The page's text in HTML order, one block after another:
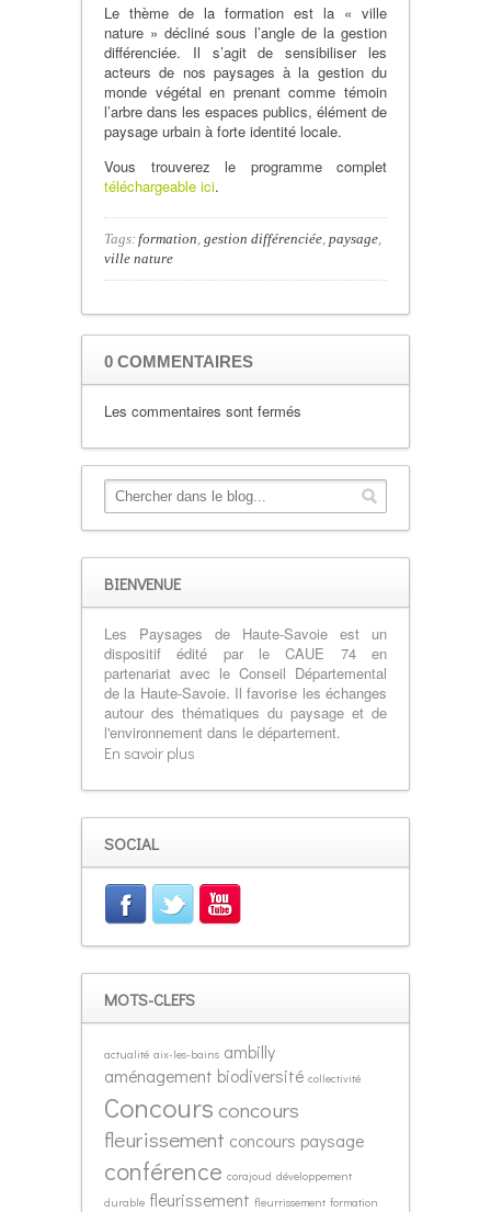
Le thème de la formation est la « ville
nature » décliné sous l’angle de la gestion
différenciée. Il s’agit de sensibiliser les
acteurs de nos paysages à la gestion du
monde végétal en prenant comme témoin
l’arbre dans les espaces publics, élément de
paysage urbain à forte identité locale.
Vous trouverez le programme complet
téléchargeable ici.
Tags: formation gestion différenciée paysage
ville nature
0 COMMENTAIRES
Les commentaires sont fermés
BIENVENUE
Les Paysages de Haute-Savoie est un
dispositif édité par le CAUE 74 en
partenariat avec le Conseil Départemental
de la Haute-Savoie. Il favorise les échanges
autour des thématiques du paysage et de
l'environnement dans le département.
En savoir plus
SOCIAL
MOTS-CLEFS
actualité aix-les-bains ambilly
aménagement biodiversité collectivité
Concours concours
fleurissement concours paysage
conférence corajoud développement
durable fleurissement fleurrissement formation